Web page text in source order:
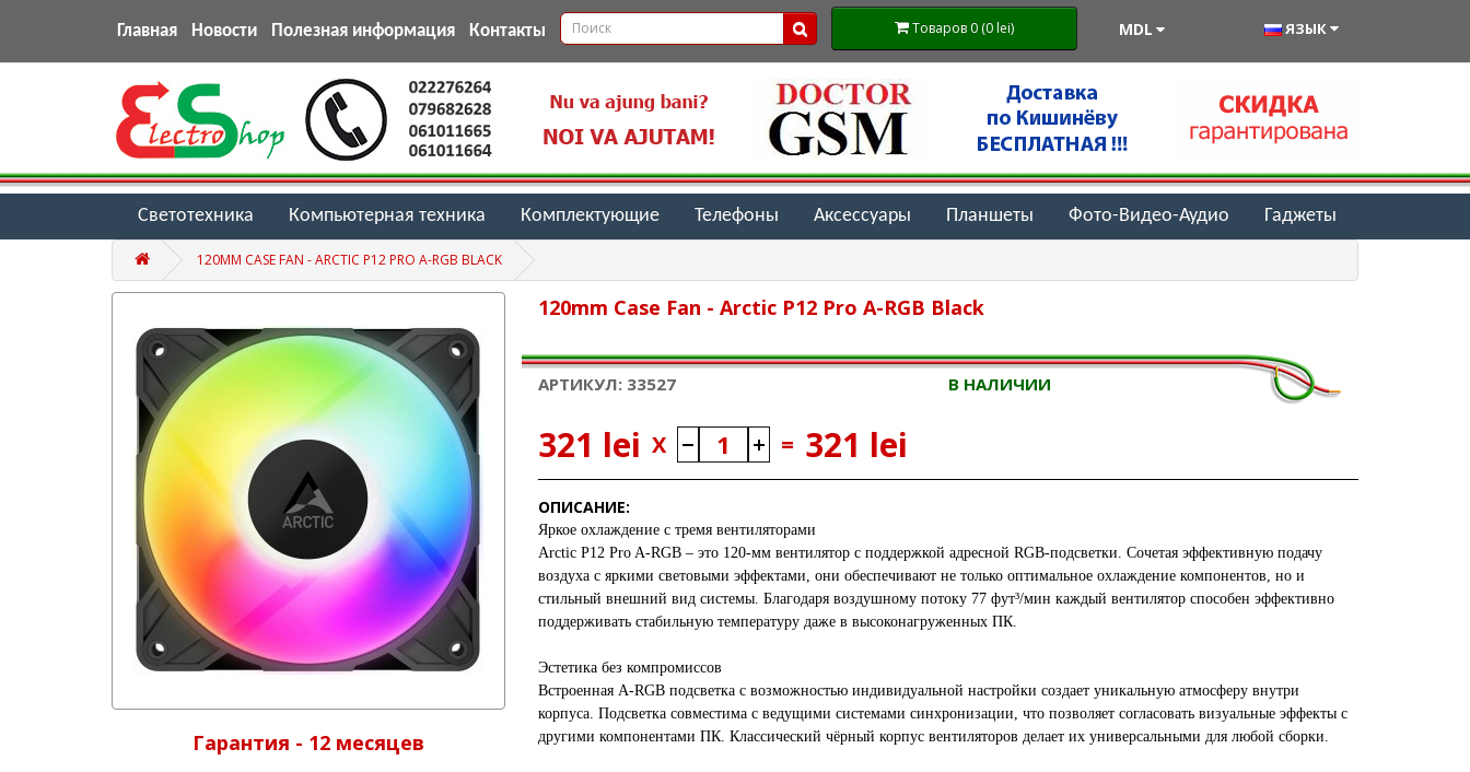
Главная Новости Полезная информация Контакты Товаров 0 (0 lei) MDL ЯЗЫК
Светотехника Компьютерная техника Комплектующие Телефоны Аксессуары Планшеты Фото-Видео-Аудио Гаджеты
120MM CASE FAN - ARCTIC P12 PRO A-RGB BLACK
Гарантия - 12 месяцев
120mm Case Fan - Arctic P12 Pro A-RGB Black
АРТИКУЛ: 33527 В НАЛИЧИИ
321 lei X = 321 lei
ОПИСАНИЕ:
Яркое охлаждение с тремя вентиляторами
Arctic P12 Pro A-RGB – это 120-мм вентилятор с поддержкой адресной RGB-подсветки. Сочетая эффективную подачу
воздуха с яркими световыми эффектами, они обеспечивают не только оптимальное охлаждение компонентов, но и
стильный внешний вид системы. Благодаря воздушному потоку 77 фут³/мин каждый вентилятор способен эффективно
поддерживать стабильную температуру даже в высоконагруженных ПК.
Эстетика без компромиссов
Встроенная A-RGB подсветка с возможностью индивидуальной настройки создает уникальную атмосферу внутри
корпуса. Подсветка совместима с ведущими системами синхронизации, что позволяет согласовать визуальные эффекты с
другими компонентами ПК. Классический чёрный корпус вентиляторов делает их универсальными для любой сборки.